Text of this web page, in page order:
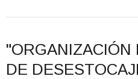
"ORGANIZACIÓN
DE